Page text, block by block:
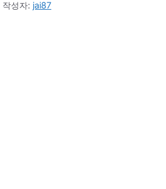
작성자: jai87